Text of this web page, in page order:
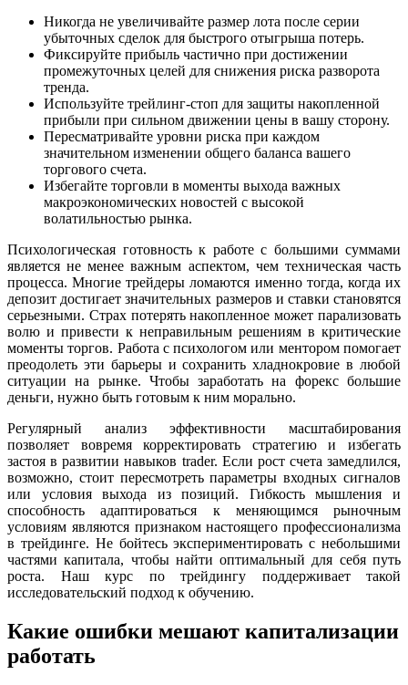
Никогда не увеличивайте размер лота после серии
убыточных сделок для быстрого отыгрыша потерь.
Фиксируйте прибыль частично при достижении
промежуточных целей для снижения риска разворота
тренда.
Используйте трейлинг-стоп для защиты накопленной
прибыли при сильном движении цены в вашу сторону.
Пересматривайте уровни риска при каждом
значительном изменении общего баланса вашего
торгового счета.
Избегайте торговли в моменты выхода важных
макроэкономических новостей с высокой
волатильностью рынка.
Психологическая готовность к работе с большими суммами
является не менее важным аспектом, чем техническая часть
процесса. Многие трейдеры ломаются именно тогда, когда их
депозит достигает значительных размеров и ставки становятся
серьезными. Страх потерять накопленное может парализовать
волю и привести к неправильным решениям в критические
моменты торгов. Работа с психологом или ментором помогает
преодолеть эти барьеры и сохранить хладнокровие в любой
ситуации на рынке. Чтобы заработать на форекс большие
деньги, нужно быть готовым к ним морально.
Регулярный анализ эффективности масштабирования
позволяет вовремя корректировать стратегию и избегать
застоя в развитии навыков trader. Если рост счета замедлился,
возможно, стоит пересмотреть параметры входных сигналов
или условия выхода из позиций. Гибкость мышления и
способность адаптироваться к меняющимся рыночным
условиям являются признаком настоящего профессионализма
в трейдинге. Не бойтесь экспериментировать с небольшими
частями капитала, чтобы найти оптимальный для себя путь
роста. Наш курс по трейдингу поддерживает такой
исследовательский подход к обучению.
Какие ошибки мешают капитализации
работать